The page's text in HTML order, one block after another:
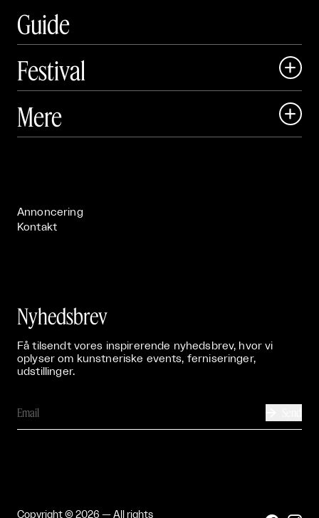
Guide
Festival

 Art Matter Festival
Mere 
Annoncering
Kontakt
Nyhedsbrev
Få tilsendt vores inspirerende nyhedsbrev, hvor vi
oplyser om kunstneriske events, ferniseringer,
udstillinger.
Copyright © 2026 — All rights